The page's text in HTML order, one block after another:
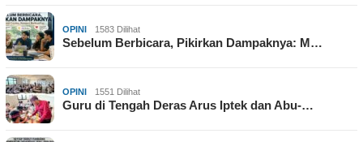
OPINI 1583 Dilihat
Sebelum Berbicara, Pikirkan Dampaknya: M…
OPINI 1551 Dilihat
Guru di Tengah Deras Arus Iptek dan Abu-…